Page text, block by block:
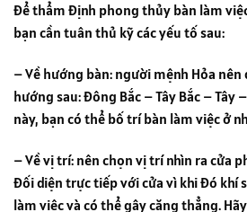
Để thẩm định phong thủy bàn làm
bạn cần tuân thủ kỹ các yếu tố sau:
– Về hướng bàn: người mệnh Hỏa
hướng sau: Đông Bắc – Tây Bắc – Tây
này, bạn có thể bố trí bàn làm việc ở
– Về vị trí: nên chọn vị trí nhìn ra cửa
đối diện trực tiếp với cửa vì khi đó khí
làm việc và có thể gây căng thẳng.